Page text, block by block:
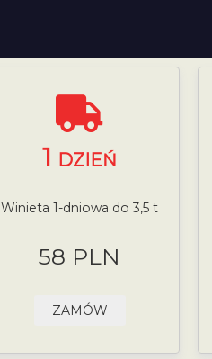
1 DZIEŃ
Winieta 1-dniowa do 3,5 t
58 PLN
ZAMÓW